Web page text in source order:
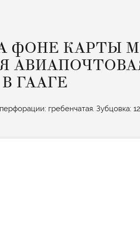
ФОНЕ КАРТЫ
В ГААГЕ
гребенчатая. Зубцовка: